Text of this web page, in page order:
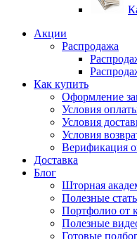
Акции
Распродажа
Как купить
Оформление
Условия
Условия
Условия
Верификация
Доставка
Блог
Шторная
Полезные
Портфолио от
Полезные
Готовые